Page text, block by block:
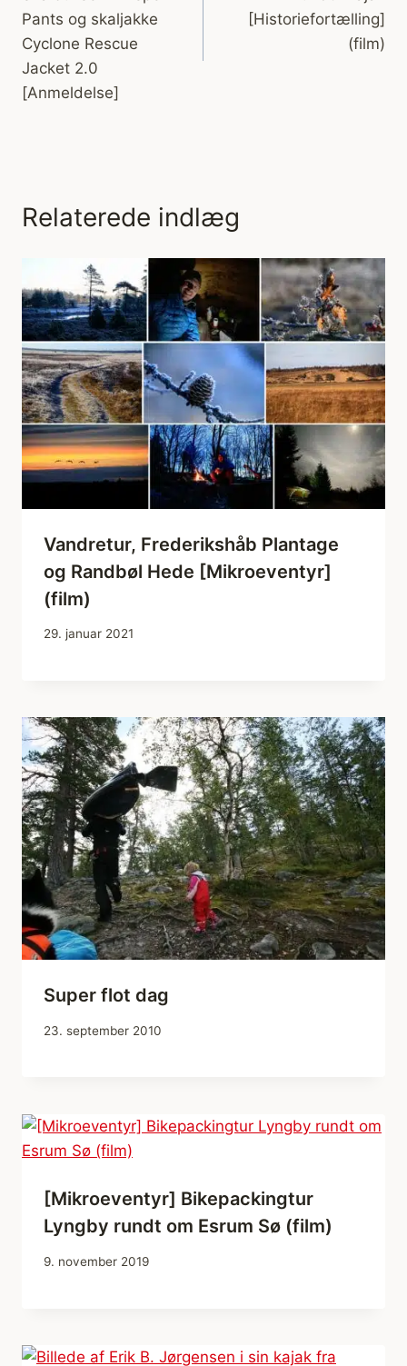
Pants og skaljakke
Cyclone Rescue
Jacket 2.0
[Anmeldelse]
[Historiefortælling]
(film)
Relaterede indlæg
Vandretur, Frederikshåb Plantage
og Randbøl Hede [Mikroeventyr]
(film)
29. januar 2021
Super flot dag
23. september 2010
[Mikroeventyr] Bikepackingtur
Lyngby rundt om Esrum Sø (film)
9. november 2019